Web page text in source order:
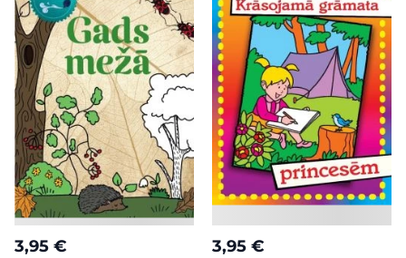
3,95 € 3,95 €